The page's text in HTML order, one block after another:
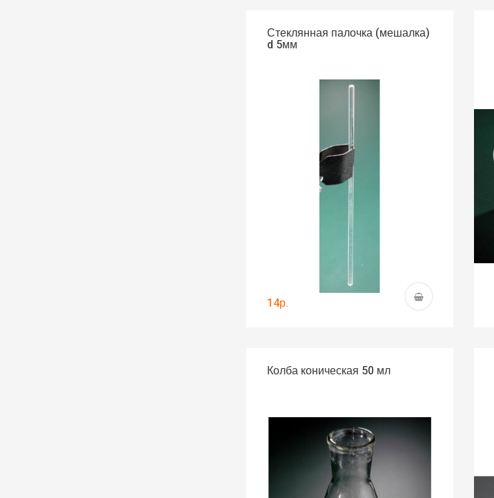
Стеклянная палочка (мешалка)
d 5мм
14р.
Колба коническая 50 мл